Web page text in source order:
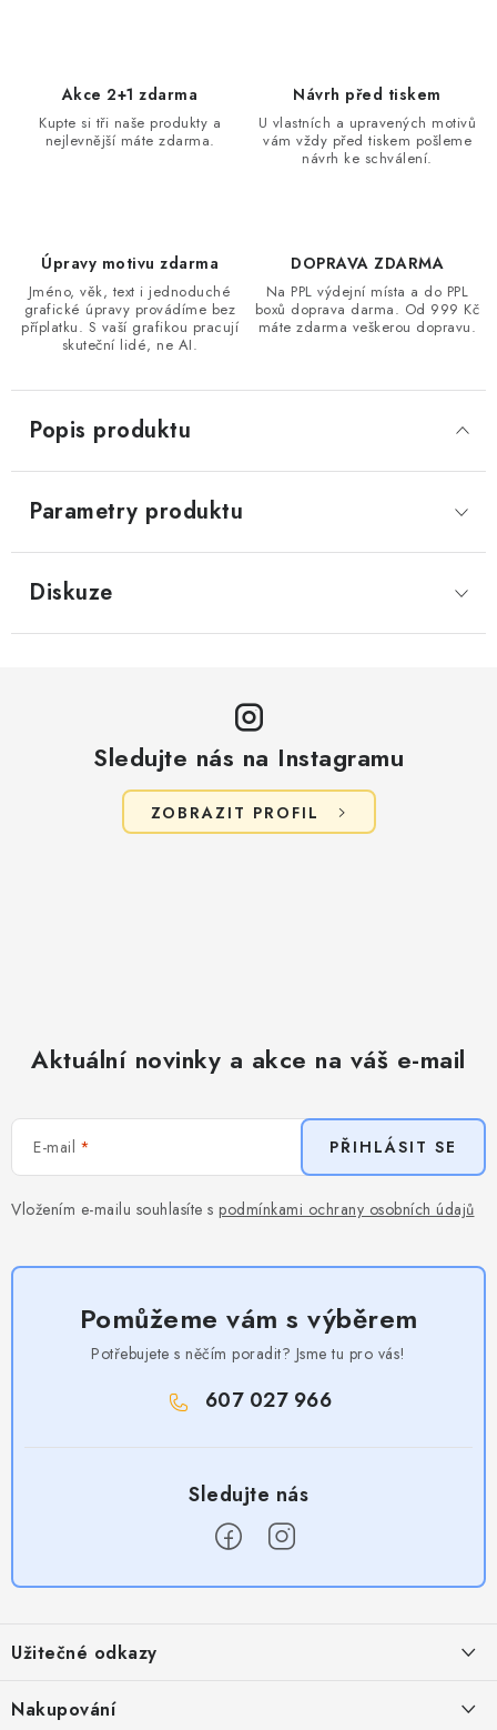
Akce 2+1 zdarma
Kupte si tři naše produkty a
nejlevnější máte zdarma.
Návrh před tiskem
U vlastních a upravených motivů
vám vždy před tiskem pošleme
návrh ke schválení.
Úpravy motivu zdarma
Jméno, věk, text i jednoduché
grafické úpravy provádíme bez
příplatku. S vaší grafikou pracují
skuteční lidé, ne AI.
DOPRAVA ZDARMA
Na PPL výdejní místa a do PPL
boxů doprava darma. Od 999 Kč
máte zdarma veškerou dopravu.
Popis produktu
Parametry produktu
Diskuze
Sledujte nás na Instagramu
ZOBRAZIT PROFIL
Aktuální novinky a akce na váš e-mail
E-mail
Vložením e-mailu souhlasíte s podmínkami ochrany osobních údajů
PŘIHLÁSIT SE
Pomůžeme vám s výběrem
Potřebujete s něčím poradit? Jsme tu pro vás!
607 027 966
p
a
Užitečné odkazy
Obchodní podmínky
Nakupování